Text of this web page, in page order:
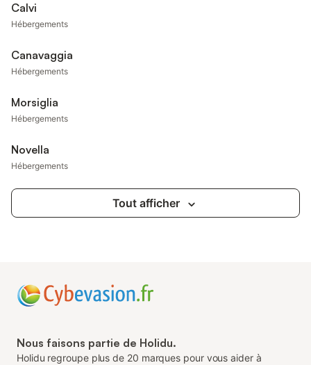
Calvi
Hébergements
Canavaggia
Hébergements
Morsiglia
Hébergements
Novella
Hébergements
Tout afficher
Nous faisons partie de Holidu.
Holidu regroupe plus de 20 marques pour vous aider à